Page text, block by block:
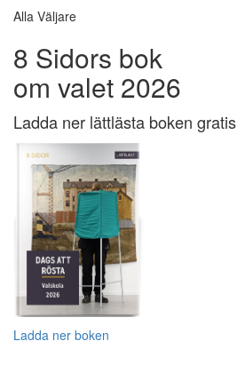
Alla Väljare
8 Sidors bok
om valet 2026
Ladda ner lättlästa boken gratis
Ladda ner boken